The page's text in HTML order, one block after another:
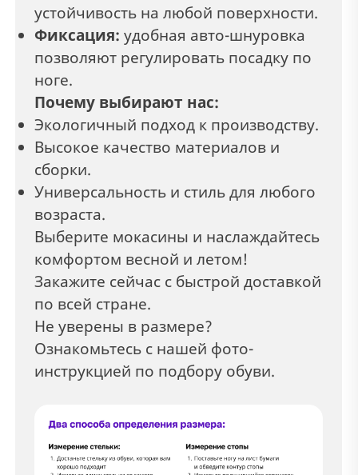
устойчивость на любой поверхности.
Фиксация: удобная авто-шнуровка
позволяют регулировать посадку по
ноге.
Почему выбирают нас:
Экологичный подход к производству.
Высокое качество материалов и
сборки.
Универсальность и стиль для любого
возраста.
Выберите мокасины и наслаждайтесь
комфортом весной и летом!
Закажите сейчас с быстрой доставкой
по всей стране.
Не уверены в размере?
Ознакомьтесь с нашей фото-
инструкцией по подбору обуви.